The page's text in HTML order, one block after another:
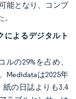
能となり、コンプ
よるデジタルト
の29%を占め、
Medidataは2025年
紙の日誌よりも3.4